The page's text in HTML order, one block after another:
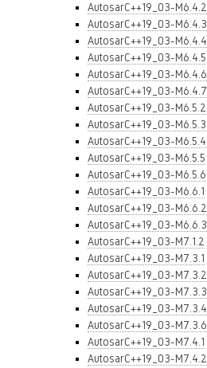
AutosarC++19_03-M6.4.2
AutosarC++19_03-M6.4.3
AutosarC++19_03-M6.4.4
AutosarC++19_03-M6.4.5
AutosarC++19_03-M6.4.6
AutosarC++19_03-M6.4.7
AutosarC++19_03-M6.5.2
AutosarC++19_03-M6.5.3
AutosarC++19_03-M6.5.4
AutosarC++19_03-M6.5.5
AutosarC++19_03-M6.5.6
AutosarC++19_03-M6.6.1
AutosarC++19_03-M6.6.2
AutosarC++19_03-M6.6.3
AutosarC++19_03-M7.1.2
AutosarC++19_03-M7.3.1
AutosarC++19_03-M7.3.2
AutosarC++19_03-M7.3.3
AutosarC++19_03-M7.3.4
AutosarC++19_03-M7.3.6
AutosarC++19_03-M7.4.1
AutosarC++19_03-M7.4.2